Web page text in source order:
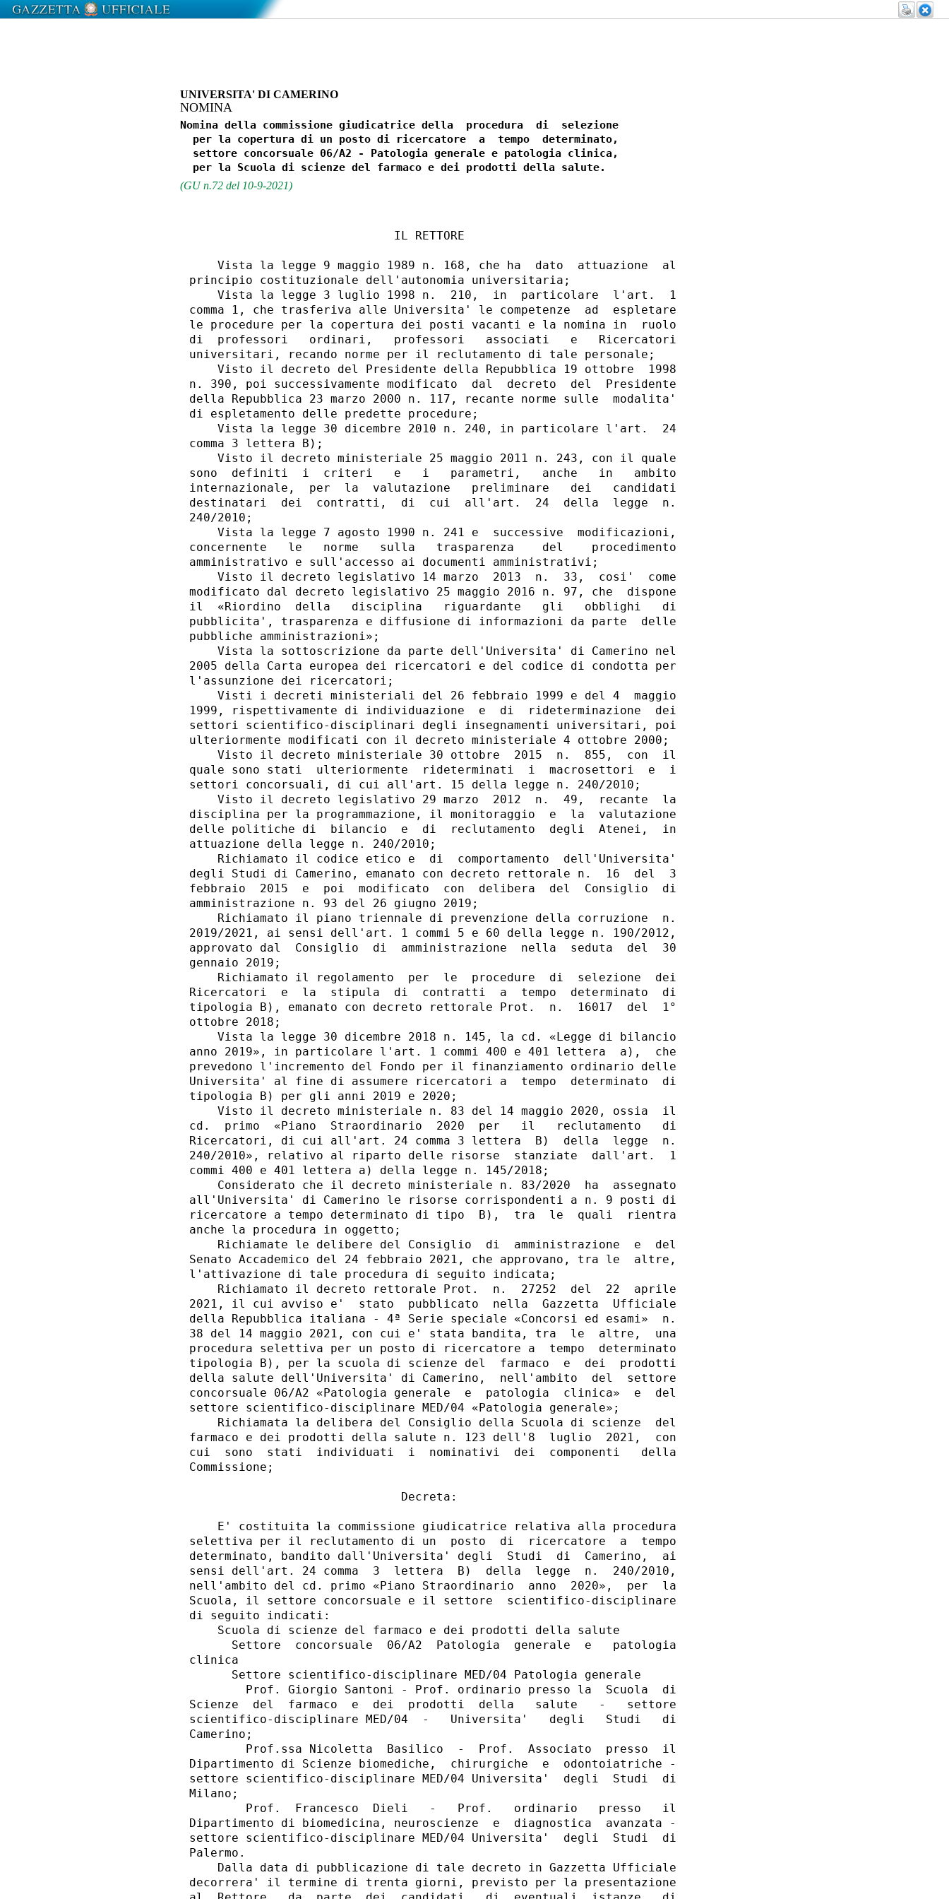
UNIVERSITA' DI CAMERINO
NOMINA
Nomina della commissione giudicatrice della  procedura  di  selezione
  per la copertura di un posto di ricercatore  a  tempo  determinato,
  settore concorsuale 06/A2 - Patologia generale e patologia clinica,
(GU n.72 del 10-9-2021)
                             IL RETTORE
    Vista la legge 9 maggio 1989 n. 168, che ha  dato  attuazione  al
principio costituzionale dell'autonomia universitaria;
    Vista la legge 3 luglio 1998 n.  210,  in  particolare  l'art.  1
comma 1, che trasferiva alle Universita' le competenze  ad  espletare
le procedure per la copertura dei posti vacanti e la nomina in  ruolo
di  professori   ordinari,   professori   associati   e   Ricercatori
universitari, recando norme per il reclutamento di tale personale;
    Visto il decreto del Presidente della Repubblica 19 ottobre  1998
n. 390, poi successivamente modificato  dal  decreto  del  Presidente
della Repubblica 23 marzo 2000 n. 117, recante norme sulle  modalita'
di espletamento delle predette procedure;
    Vista la legge 30 dicembre 2010 n. 240, in particolare l'art.  24
comma 3 lettera B);
    Visto il decreto ministeriale 25 maggio 2011 n. 243, con il quale
sono  definiti  i  criteri   e   i   parametri,   anche   in   ambito
internazionale,  per  la  valutazione   preliminare   dei   candidati
destinatari  dei  contratti,  di  cui  all'art.  24  della  legge  n.
240/2010;
    Vista la legge 7 agosto 1990 n. 241 e  successive  modificazioni,
concernente   le   norme   sulla   trasparenza    del    procedimento
amministrativo e sull'accesso ai documenti amministrativi;
    Visto il decreto legislativo 14 marzo  2013  n.  33,  cosi'  come
modificato dal decreto legislativo 25 maggio 2016 n. 97, che  dispone
il  «Riordino  della   disciplina   riguardante   gli   obblighi   di
pubblicita', trasparenza e diffusione di informazioni da parte  delle
pubbliche amministrazioni»;
    Vista la sottoscrizione da parte dell'Universita' di Camerino nel
2005 della Carta europea dei ricercatori e del codice di condotta per
l'assunzione dei ricercatori;
    Visti i decreti ministeriali del 26 febbraio 1999 e del 4  maggio
1999, rispettivamente di individuazione  e  di  rideterminazione  dei
settori scientifico-disciplinari degli insegnamenti universitari, poi
ulteriormente modificati con il decreto ministeriale 4 ottobre 2000;
    Visto il decreto ministeriale 30 ottobre  2015  n.  855,  con  il
quale sono stati  ulteriormente  rideterminati  i  macrosettori  e  i
settori concorsuali, di cui all'art. 15 della legge n. 240/2010;
    Visto il decreto legislativo 29 marzo  2012  n.  49,  recante  la
disciplina per la programmazione, il monitoraggio  e  la  valutazione
delle politiche di  bilancio  e  di  reclutamento  degli  Atenei,  in
attuazione della legge n. 240/2010;
    Richiamato il codice etico e  di  comportamento  dell'Universita'
degli Studi di Camerino, emanato con decreto rettorale n.  16  del  3
febbraio  2015  e  poi  modificato  con  delibera  del  Consiglio  di
amministrazione n. 93 del 26 giugno 2019;
    Richiamato il piano triennale di prevenzione della corruzione  n.
2019/2021, ai sensi dell'art. 1 commi 5 e 60 della legge n. 190/2012,
approvato dal  Consiglio  di  amministrazione  nella  seduta  del  30
gennaio 2019;
    Richiamato il regolamento  per  le  procedure  di  selezione  dei
Ricercatori  e  la  stipula  di  contratti  a  tempo  determinato  di
tipologia B), emanato con decreto rettorale Prot.  n.  16017  del  1°
ottobre 2018;
    Vista la legge 30 dicembre 2018 n. 145, la cd. «Legge di bilancio
anno 2019», in particolare l'art. 1 commi 400 e 401 lettera  a),  che
prevedono l'incremento del Fondo per il finanziamento ordinario delle
Universita' al fine di assumere ricercatori a  tempo  determinato  di
tipologia B) per gli anni 2019 e 2020;
    Visto il decreto ministeriale n. 83 del 14 maggio 2020, ossia  il
cd.  primo  «Piano  Straordinario  2020  per   il   reclutamento   di
Ricercatori, di cui all'art. 24 comma 3 lettera  B)  della  legge  n.
240/2010», relativo al riparto delle risorse  stanziate  dall'art.  1
commi 400 e 401 lettera a) della legge n. 145/2018;
    Considerato che il decreto ministeriale n. 83/2020  ha  assegnato
all'Universita' di Camerino le risorse corrispondenti a n. 9 posti di
ricercatore a tempo determinato di tipo  B),  tra  le  quali  rientra
anche la procedura in oggetto;
    Richiamate le delibere del Consiglio  di  amministrazione  e  del
Senato Accademico del 24 febbraio 2021, che approvano, tra le  altre,
l'attivazione di tale procedura di seguito indicata;
    Richiamato il decreto rettorale Prot.  n.  27252  del  22  aprile
2021, il cui avviso e'  stato  pubblicato  nella  Gazzetta  Ufficiale
della Repubblica italiana - 4ª Serie speciale «Concorsi ed esami»  n.
38 del 14 maggio 2021, con cui e' stata bandita, tra  le  altre,  una
procedura selettiva per un posto di ricercatore a  tempo  determinato
tipologia B), per la scuola di scienze del  farmaco  e  dei  prodotti
della salute dell'Universita' di Camerino,  nell'ambito  del  settore
concorsuale 06/A2 «Patologia generale  e  patologia  clinica»  e  del
settore scientifico-disciplinare MED/04 «Patologia generale»;
    Richiamata la delibera del Consiglio della Scuola di scienze  del
farmaco e dei prodotti della salute n. 123 dell'8  luglio  2021,  con
cui  sono  stati  individuati  i  nominativi  dei  componenti   della
Commissione;
                              Decreta:
    E' costituita la commissione giudicatrice relativa alla procedura
selettiva per il reclutamento di un  posto  di  ricercatore  a  tempo
determinato, bandito dall'Universita' degli  Studi  di  Camerino,  ai
sensi dell'art. 24 comma  3  lettera  B)  della  legge  n.  240/2010,
nell'ambito del cd. primo «Piano Straordinario  anno  2020»,  per  la
Scuola, il settore concorsuale e il settore  scientifico-disciplinare
di seguito indicati:
    Scuola di scienze del farmaco e dei prodotti della salute
      Settore  concorsuale  06/A2  Patologia  generale  e   patologia
clinica
      Settore scientifico-disciplinare MED/04 Patologia generale
        Prof. Giorgio Santoni - Prof. ordinario presso la  Scuola  di
Scienze  del  farmaco  e  dei  prodotti  della   salute   -   settore
scientifico-disciplinare MED/04  -   Universita'   degli   Studi   di
Camerino;
        Prof.ssa Nicoletta  Basilico  -  Prof.  Associato  presso  il
Dipartimento di Scienze biomediche,  chirurgiche  e  odontoiatriche -
settore scientifico-disciplinare MED/04 Universita'  degli  Studi  di
Milano;
        Prof.  Francesco  Dieli   -   Prof.   ordinario   presso   il
Dipartimento di biomedicina, neuroscienze  e  diagnostica  avanzata -
settore scientifico-disciplinare MED/04 Universita'  degli  Studi  di
Palermo.
    Dalla data di pubblicazione di tale decreto in Gazzetta Ufficiale
decorrera' il termine di trenta giorni, previsto per la presentazione